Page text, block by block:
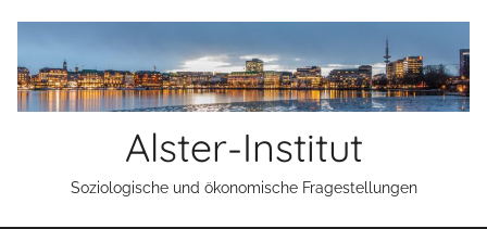
springen
Alster-Institut
Soziologische und ökonomische Fragestellungen